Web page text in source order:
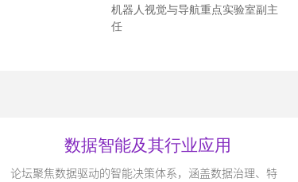
机器人视觉与导航重点实验室副主
任
数据智能及其行业应用
论坛聚焦数据驱动的智能决策体系，涵盖数据治理、特